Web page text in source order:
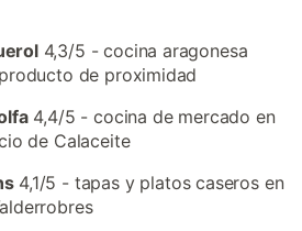
4,3/5 - cocina aragonesa
de proximidad
4,4/5 - cocina de mercado en
de Calaceite
4,1/5 - tapas y platos caseros en